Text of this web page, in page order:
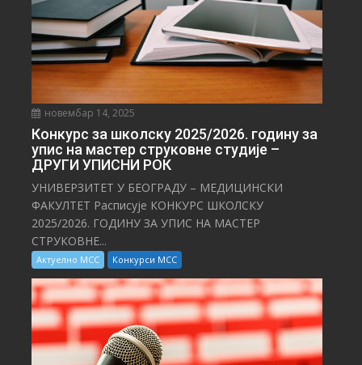
новембар 14, 2025
Конкурс за школску 2025/⁠2026. годину за
упис на мастер струковне студије –
ДРУГИ УПИСНИ РОК
УНИВЕРЗИТЕТ У БЕОГРАДУ – МЕДИЦИНСКИ
ФАКУЛТЕТ Расписује КОНКУРС ШКОЛСКУ
2025/⁠2026. ГОДИНУ ЗА УПИС НА МАСТЕР
СТРУКОВНЕ...
Актуелно МСС Конкурси МСС